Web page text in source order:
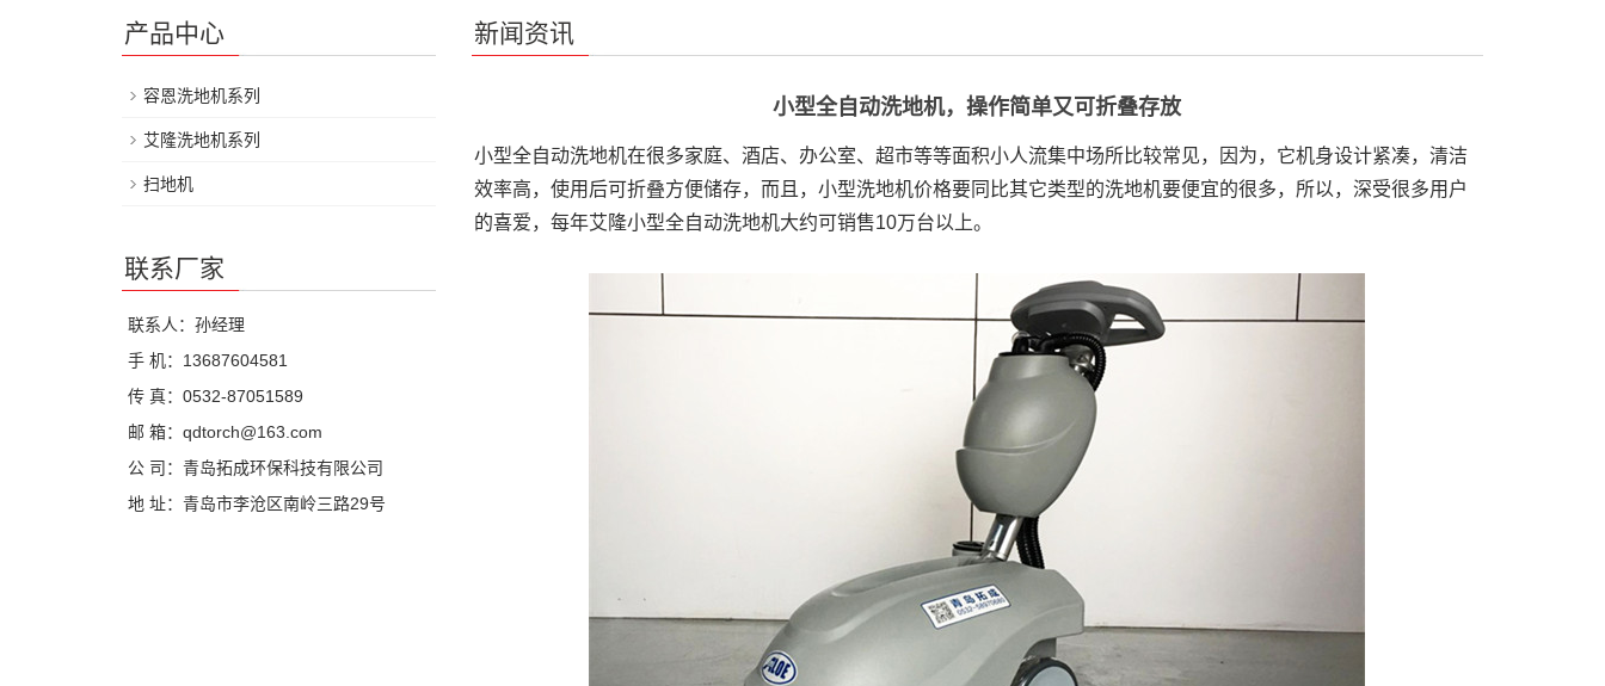
新闻资讯
小型全自动洗地机，操作简单又可折叠存放
小型全自动洗地机在很多家庭、酒店、办公室、超市等等面积小人流集中场所比较常见，因为，它机身设计紧凑，清洁
效率高，使用后可折叠方便储存，而且，小型洗地机价格要同比其它类型的洗地机要便宜的很多，所以，深受很多用户
的喜爱，每年艾隆小型全自动洗地机大约可销售10万台以上。
产品中心
容恩洗地机系列
艾隆洗地机系列
扫地机
联系厂家
联系人：孙经理
手 机：13687604581
传 真：0532-87051589
邮 箱：qdtorch@163.com
公 司：青岛拓成环保科技有限公司
地 址：青岛市李沧区南岭三路29号